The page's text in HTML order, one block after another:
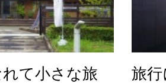
て小さな旅
旅